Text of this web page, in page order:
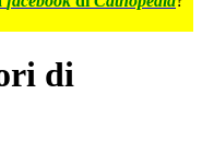
di